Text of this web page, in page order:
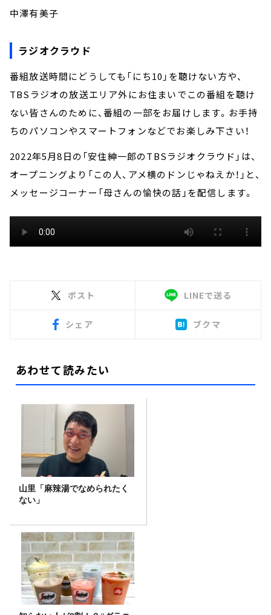
中澤有美子
ラジオクラウド
番組放送時間にどうしても「にち10」を聴けない方や、
TBSラジオの放送エリア外にお住まいでこの番組を聴け
ない皆さんのために、番組の一部をお届けします。お手持
ちのパソコンやスマートフォンなどでお楽しみ下さい！
2022年5月8日の「安住紳一郎のTBSラジオクラウド」は、
オープニングより「この人、アメ横のドンじゃねえか！」と、
メッセージコーナー「母さんの愉快の話」を配信します。
ポスト LINEで送る
シェア ブクマ
あわせて読みたい
山里「麻辣湯でなめられたく
ない」